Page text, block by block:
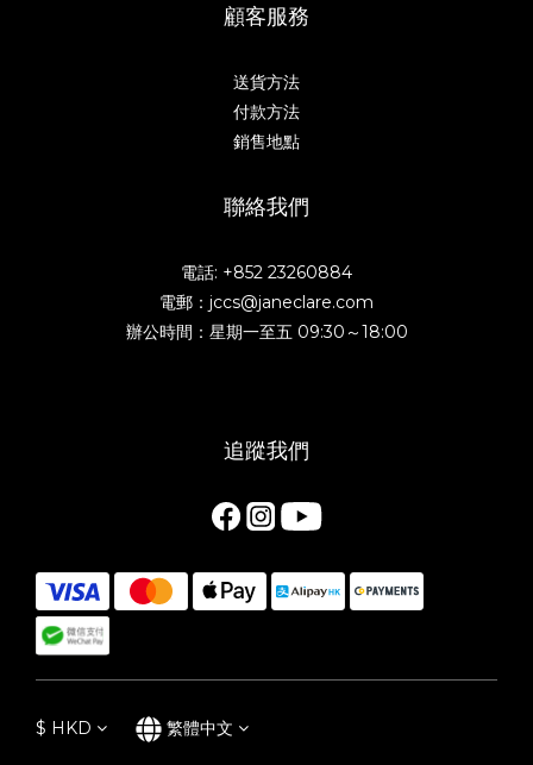
顧客服務
送貨方法
付款方法
銷售地點
聯絡我們
電話: +852 23260884
電郵：jccs@janeclare.com
辦公時間：星期一至五 09:30～18:00
追蹤我們
$ HKD 繁體中文